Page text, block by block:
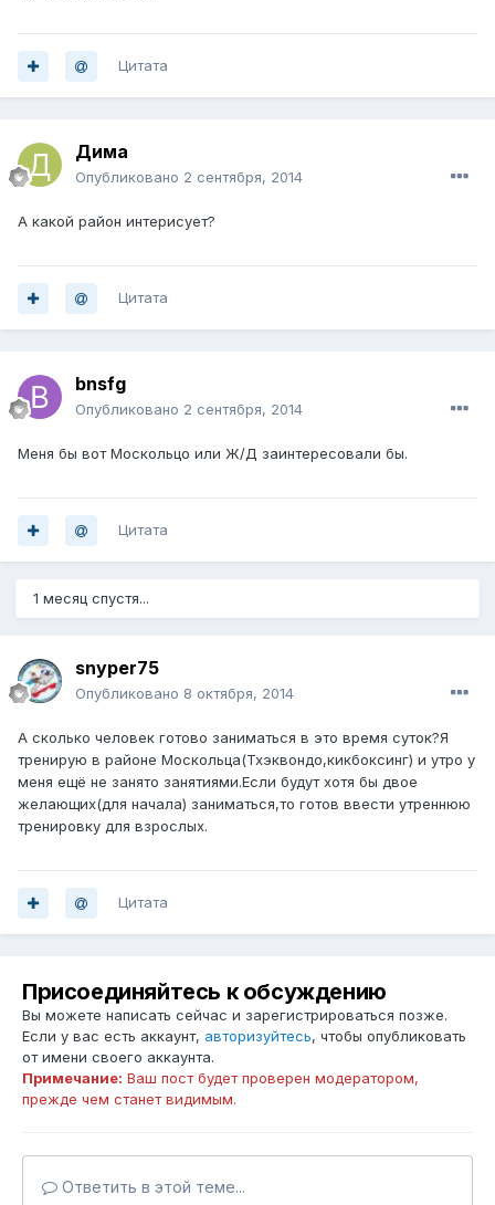
Цитата
Дима
Опубликовано 2 сентября, 2014
А какой район интерисует?
Цитата
bnsfg
Опубликовано 2 сентября, 2014
Меня бы вот Москольцо или Ж/Д заинтересовали бы.
Цитата
1 месяц спустя...
snyper75
Опубликовано 8 октября, 2014
А сколько человек готово заниматься в это время суток?Я
тренирую в районе Москольца(Тхэквондо,кикбоксинг) и утро у
меня ещё не занято занятиями.Если будут хотя бы двое
желающих(для начала) заниматься,то готов ввести утреннюю
тренировку для взрослых.
Цитата
Присоединяйтесь к обсуждению
Вы можете написать сейчас и зарегистрироваться позже.
Если у вас есть аккаунт, авторизуйтесь, чтобы опубликовать
от имени своего аккаунта.
Примечание: Ваш пост будет проверен модератором,
прежде чем станет видимым.
Ответить в этой теме...